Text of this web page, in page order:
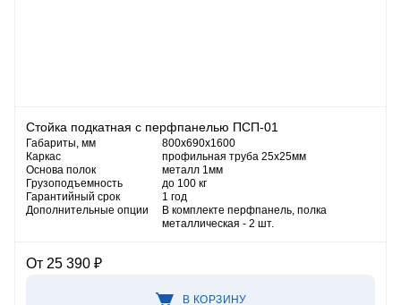
Стойка подкатная с перфпанелью ПСП-01
Габариты, мм
800x690х1600
Каркас
профильная труба 25х25мм
Основа полок
металл 1мм
Грузоподъемность
до 100 кг
Гарантийный срок
1 год
Дополнительные опции
В комплекте перфпанель, полка
металлическая - 2 шт.
От 25 390 ₽
В КОРЗИНУ